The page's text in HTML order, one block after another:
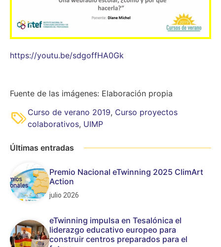
https://youtu.be/sdgoffHA0Gk
Fuente de las imágenes: Elaboración propia
Curso de verano 2019, Curso proyectos
colaborativos, UIMP
Últimas entradas
Premio Nacional eTwinning 2025 ClimArt
Action
julio 2026
eTwinning impulsa en Tesalónica el
liderazgo educativo europeo para
construir centros preparados para el